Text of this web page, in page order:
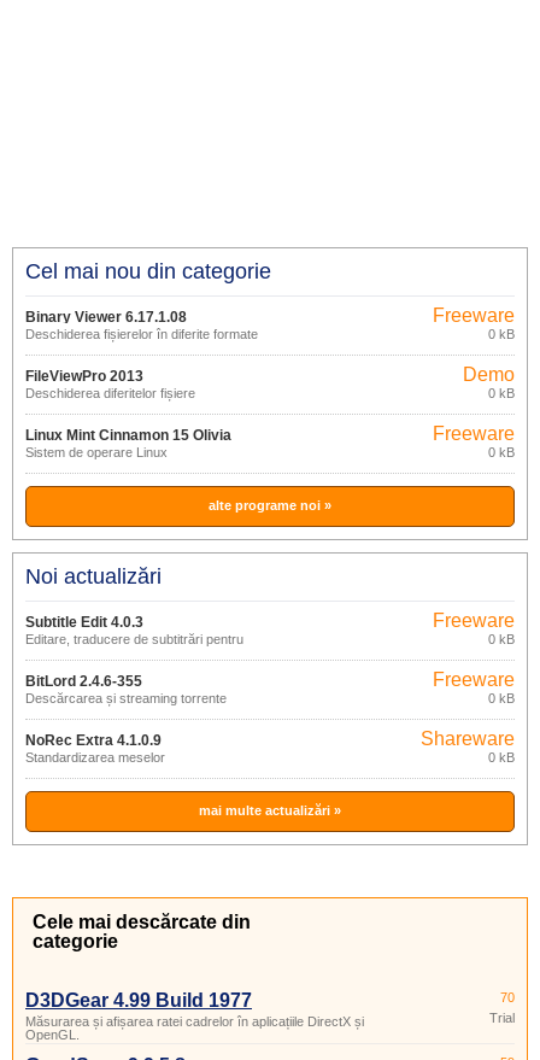
Cel mai nou din categorie
Binary Viewer 6.17.1.08
Deschiderea fișierelor în diferite formate
Freeware
0 kB
FileViewPro 2013
Deschiderea diferitelor fișiere
Demo
0 kB
Linux Mint Cinnamon 15 Olivia
Sistem de operare Linux
Freeware
0 kB
alte programe noi »
Noi actualizări
Subtitle Edit 4.0.3
Editare, traducere de subtitrări pentru
Freeware
0 kB
BitLord 2.4.6-355
Descărcarea și streaming torrente
Freeware
0 kB
NoRec Extra 4.1.0.9
Standardizarea meselor
Shareware
0 kB
mai multe actualizări »
Cele mai descărcate din
categorie
D3DGear 4.99 Build 1977
Măsurarea și afișarea ratei cadrelor în aplicațiile DirectX și
OpenGL.
70
Trial